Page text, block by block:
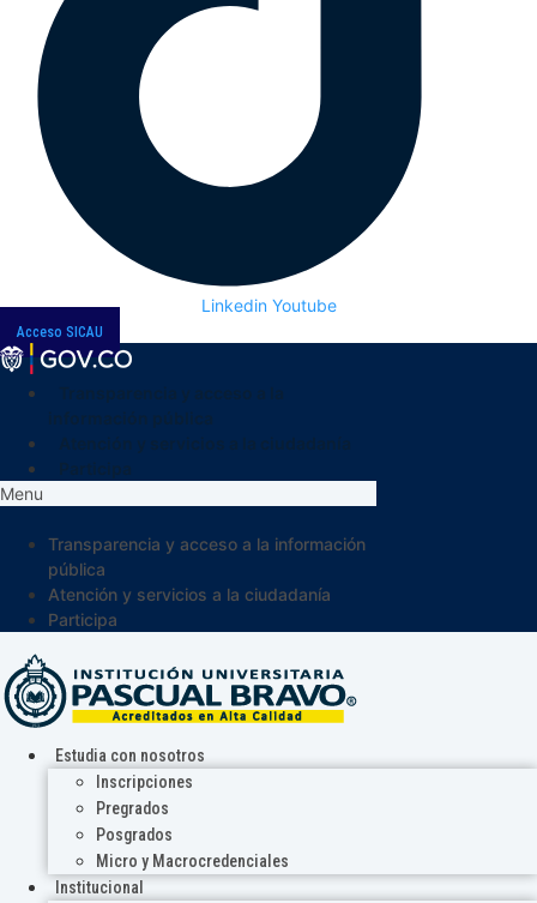
Linkedin Youtube
Acceso SICAU
Menu
Transparencia y acceso a la información
pública
Atención y servicios a la ciudadanía
Participa
Estudia con nosotros
Inscripciones
Pregrados
Posgrados
Micro y Macrocredenciales
Institucional